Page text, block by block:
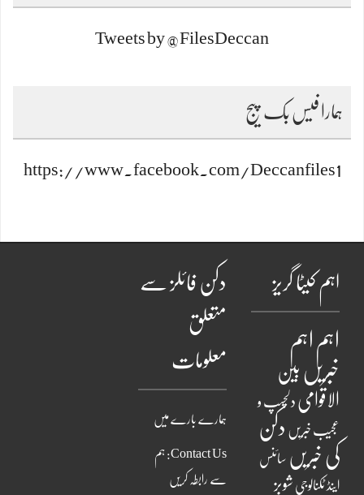
Tweets by @FilesDeccan
ہمارا فیس بک پیج
https://www.facebook.com/Deccanfiles1
اہم کیٹا گریز
اہم اہم
خبریں بین
الاقوامی دلچسپ و
عجیب خبریں دکن
کی خبریں سائنس
اینڈ ٹکنالوجی شوبز
دکن فائلز سے
متعلق
معلومات
ہمارے بارے میں
Contact Us: ہم
سے رابطہ کریں